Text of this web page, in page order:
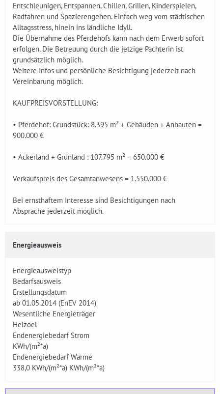
Entschleunigen, Entspannen, Chillen, Grillen, Kinderspielen,
Radfahren und Spazierengehen. Einfach weg vom städtischen
Alltagsstress, hinein ins ländliche Idyll.
Die Übernahme des Pferdehofs kann nach dem Erwerb sofort
erfolgen. Die Betreuung durch die jetzige Pächterin ist
grundsätzlich möglich.
Weitere Infos und persönliche Besichtigung jederzeit nach
Vereinbarung möglich.
KAUFPREISVORSTELLUNG:
• Pferdehof: Grundstück: 8.395 m² + Gebäuden + Anbauten =
900.000 €
• Ackerland + Grünland : 107.795 m² = 650.000 €
Verkaufspreis des Gesamtanwesens = 1.550.000 €
Bei ernsthaftem Interesse sind Besichtigungen nach
Absprache jederzeit möglich.
Energieausweis
Energieausweistyp
Bedarfsausweis
Erstellungsdatum
ab 01.05.2014 (EnEV 2014)
Wesentliche Energieträger
Heizoel
Endenergiebedarf Strom
KWh/(m²*a)
Endenergiebedarf Wärme
338,0 KWh/(m²*a) KWh/(m²*a)